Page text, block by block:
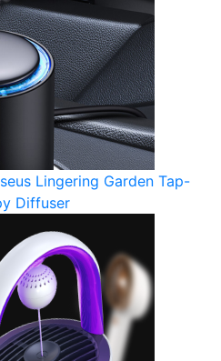
Lingering Garden Tap-
Diffuser